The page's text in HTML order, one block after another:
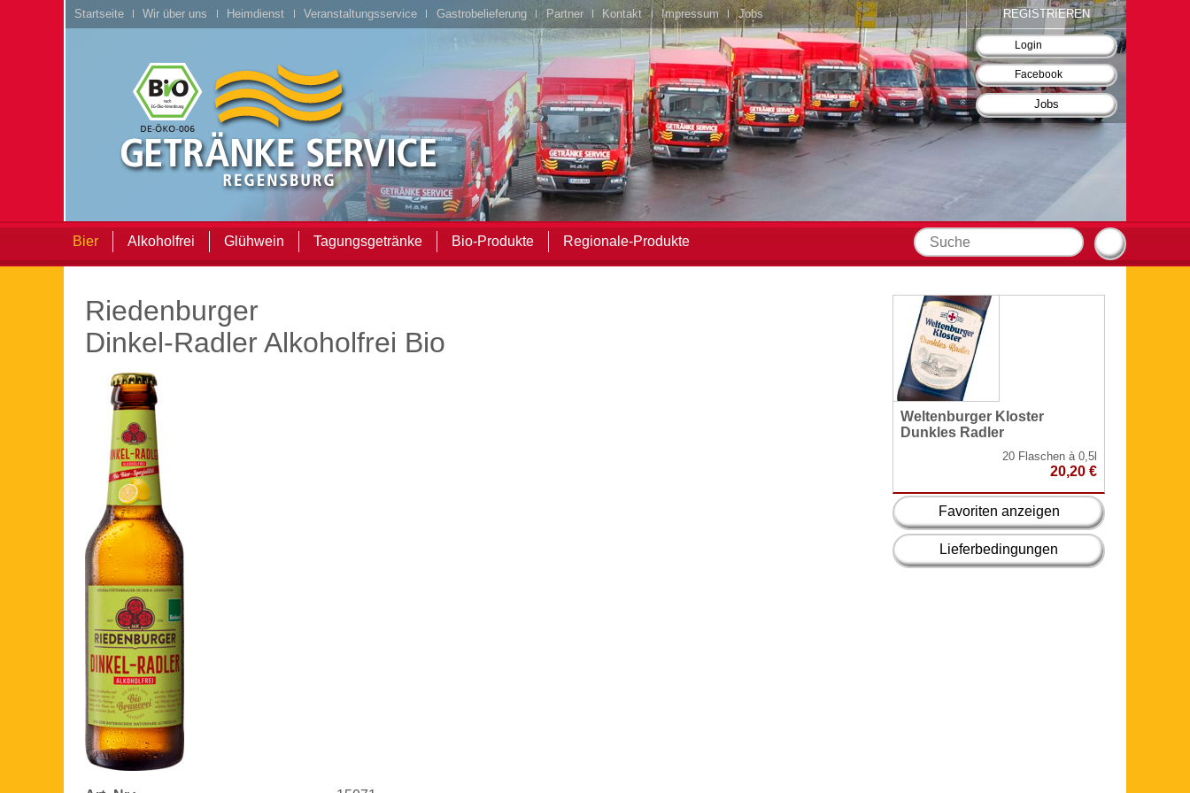
Startseite Wir über uns Heimdienst Veranstaltungsservice Gastrobelieferung Partner Kontakt Impressum Jobs REGISTRIEREN
Login
Facebook
Jobs
Bier Alkoholfrei Glühwein Tagungsgetränke Bio-Produkte Regionale-Produkte
Riedenburger
Dinkel-Radler Alkoholfrei Bio
Weltenburger Kloster
Dunkles Radler
20 Flaschen à 0,5l
20,20 €
Favoriten anzeigen
Lieferbedingungen